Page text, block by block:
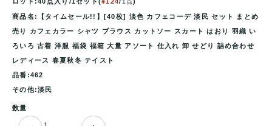
1点
商品名:【タイムセール!!】[40枚] 淡色 カフェコーデ 淡民 セット まとめ
売り カフェカラー シャツ ブラウス カットソー スカート はおり 羽織 い
ろいろ 古着 洋服 福袋 福箱 大量 アソート 仕入れ 卸 せどり 詰め合わせ
レディース 春夏秋冬 テイスト
品番:462
その他:淡民
数量